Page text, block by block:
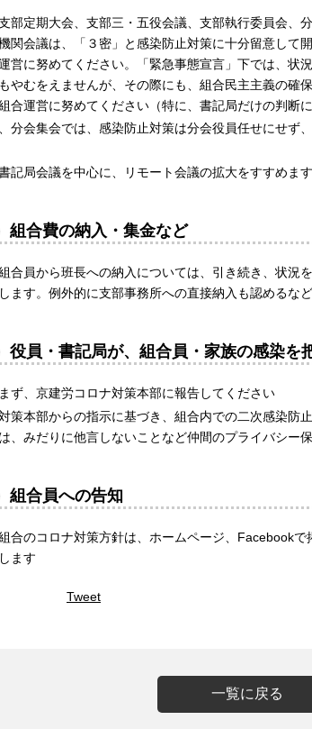
定期大会、支部三・五役会議、支部執行委員会、分
関会議は、「３密」と感染防止対策に十分留意して
営に努めてください。「緊急事態宣言」下では、状
やむをえませんが、その際にも、組合民主主義の確
合運営に努めてください（特に、書記局だけの判断に
分会集会では、感染防止対策は分会役員任せにせず
局会議を中心に、リモート会議の拡大をすすめます
組合費の納入・集金など
員から班長への納入については、引き続き、状況
ます。例外的に支部事務所への直接納入も認めるな
役員・書記局が、組合員・家族の感染を
、京建労コロナ対策本部に報告してください
本部からの指示に基づき、組合内での二次感染防
、みだりに他言しないことなど仲間のプライバシー
組合員への告知
のコロナ対策方針は、ホームページ、Facebookで
ます
Tweet
一覧に戻る